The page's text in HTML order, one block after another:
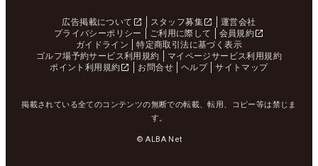
広告掲載について スタッフ募集
運営会社
プライバシーポリシー
ご利用に際して
会員規約
ガイドライン
特定商取引法に基づく表示
ゴルフ場予約サービス利用規約
マイページサービス利用規約
ポイント利用規約
お問合せ ヘルプ サイトマップ
掲載されている全てのコンテンツの無断での転載、転用、コピー等は禁じま
す。
© ALBA Net